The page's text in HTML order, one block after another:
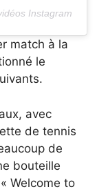
Instagram
match à la
le
avec
de tennis
de
bouteille
Welcome to